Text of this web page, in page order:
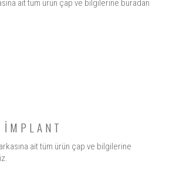
ait tüm ürün çap ve bilgilerine buradan
ait tüm ürün çap ve bilgilerine